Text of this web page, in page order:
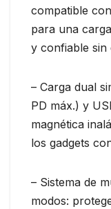
compatible
para una
y confiable sin
– Carga dual
PD máx.) y
magnética
los gadgets
– Sistema de
modos: